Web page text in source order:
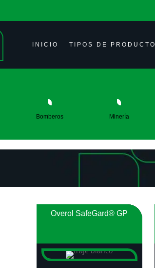
INICIO TIPOS DE PRODUCTO
Bomberos Minería
Overol SafeGard® GP